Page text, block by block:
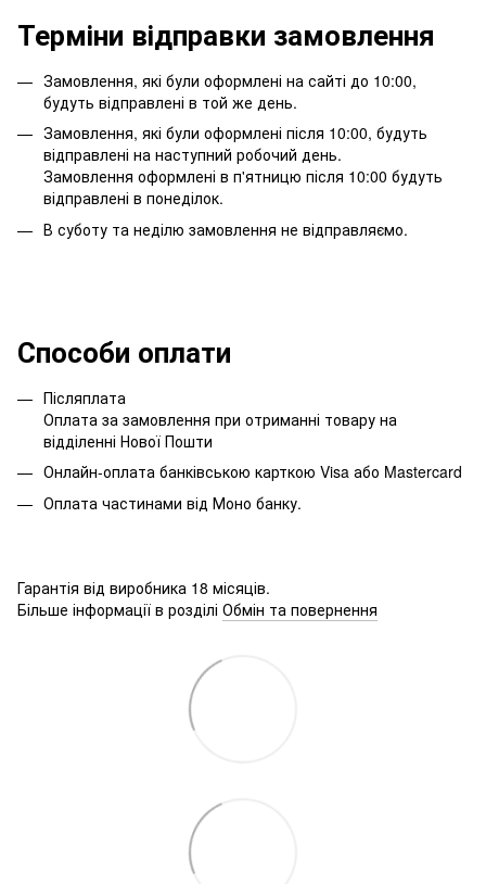
Терміни відправки замовлення
Замовлення, які були оформлені на сайті до 10:00,
будуть відправлені в той же день.
Замовлення, які були оформлені після 10:00, будуть
відправлені на наступний робочий день.
Замовлення оформлені в п'ятницю після 10:00 будуть
відправлені в понеділок.
В суботу та неділю замовлення не відправляємо.
Способи оплати
Післяплата
Оплата за замовлення при отриманні товару на
відділенні Нової Пошти
Онлайн-оплата банківською карткою Visa або Mastercard
Оплата частинами від Моно банку.
Гарантія від виробника 18 місяців.
Більше інформації в розділі Обмін та повернення